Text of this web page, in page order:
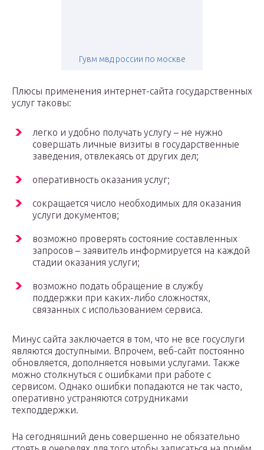
Гувм мвд россии по москве
Плюсы применения интернет-сайта государственных
услуг таковы:
легко и удобно получать услугу – не нужно
совершать личные визиты в государственные
заведения, отвлекаясь от других дел;
оперативность оказания услуг;
сокращается число необходимых для оказания
услуги документов;
возможно проверять состояние составленных
запросов – заявитель информируется на каждой
стадии оказания услуги;
возможно подать обращение в службу
поддержки при каких-либо сложностях,
связанных с использованием сервиса.
Минус сайта заключается в том, что не все госуслуги
являются доступными. Впрочем, веб-сайт постоянно
обновляется, дополняется новыми услугами. Также
можно столкнуться с ошибками при работе с
сервисом. Однако ошибки попадаются не так часто,
оперативно устраняются сотрудниками
техподдержки.
На сегодняшний день совершенно не обязательно